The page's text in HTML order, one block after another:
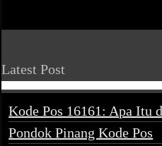
Latest Post
Kode Pos 16161: Apa Itu
Pondok Pinang Kode Pos